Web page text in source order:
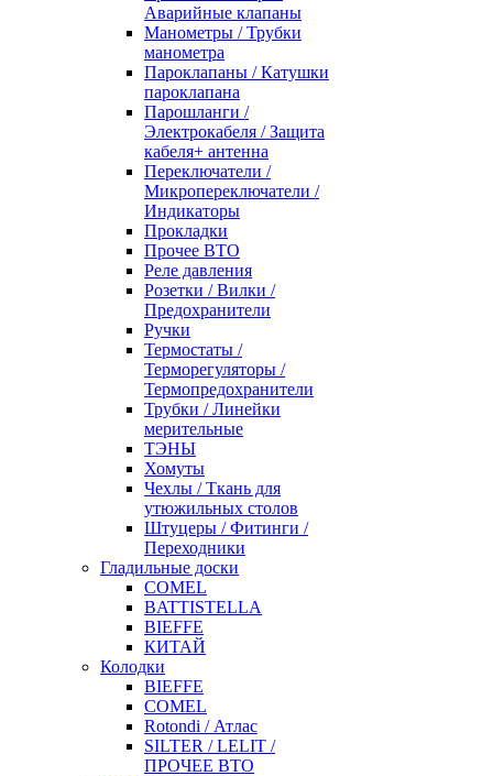
Аварийные клапаны
Манометры / Трубки
манометра
Пароклапаны / Катушки
пароклапана
Парошланги /
Электрокабеля / Защита
кабеля+ антенна
Переключатели /
Микропереключатели /
Индикаторы
Прокладки
Прочее ВТО
Реле давления
Розетки / Вилки /
Предохранители
Ручки
Термостаты /
Терморегуляторы /
Термопредохранители
Трубки / Линейки
мерительные
ТЭНЫ
Хомуты
Чехлы / Ткань для
утюжильных столов
Штуцеры / Фитинги /
Переходники
Гладильные доски
COMEL
BATTISTELLA
BIEFFE
КИТАЙ
Колодки
BIEFFE
COMEL
Rotondi / Атлас
SILTER / LELIT /
ПРОЧЕЕ ВТО